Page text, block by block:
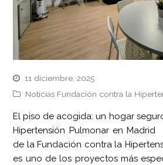
11 diciembre, 2025
Noticias Fundación contra la
El piso de acogida: un hogar
Hipertensión Pulmonar en
de la Fundación contra la
es uno de los proyectos más